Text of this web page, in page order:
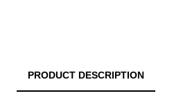
PRODUCT DESCRIPTION